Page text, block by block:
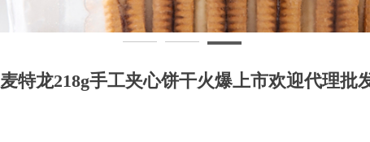
麦特龙218g手工夹心饼干火爆上市欢迎代理批